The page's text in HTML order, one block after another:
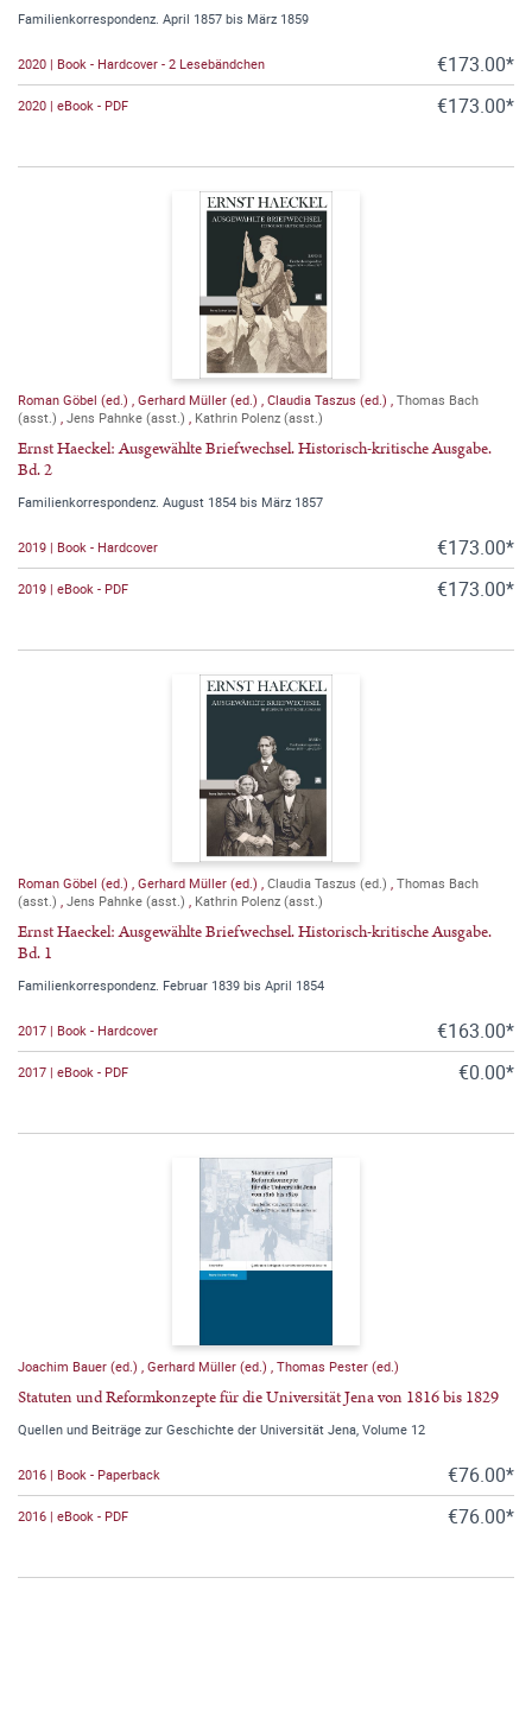
Familienkorrespondenz. April 1857 bis März 1859
2020 | Book - Hardcover - 2 Lesebändchen €173.00*
2020 | eBook - PDF €173.00*
Roman Göbel (ed.) Gerhard Müller (ed.) Claudia Taszus (ed.) Thomas Bach
(asst.) Jens Pahnke (asst.) Kathrin Polenz (asst.)
Ernst Haeckel: Ausgewählte Briefwechsel. Historisch-kritische Ausgabe.
Bd. 2
Familienkorrespondenz. August 1854 bis März 1857
2019 | Book - Hardcover €173.00*
2019 | eBook - PDF €173.00*
Roman Göbel (ed.) Gerhard Müller (ed.) Claudia Taszus (ed.) Thomas Bach
(asst.) Jens Pahnke (asst.) Kathrin Polenz (asst.)
Ernst Haeckel: Ausgewählte Briefwechsel. Historisch-kritische Ausgabe.
Bd. 1
Familienkorrespondenz. Februar 1839 bis April 1854
2017 | Book - Hardcover €163.00*
2017 | eBook - PDF €0.00*
Joachim Bauer (ed.) Gerhard Müller (ed.) Thomas Pester (ed.)
Statuten und Reformkonzepte für die Universität Jena von 1816 bis 1829
Quellen und Beiträge zur Geschichte der Universität Jena, Volume 12
2016 | Book - Paperback €76.00*
2016 | eBook - PDF €76.00*